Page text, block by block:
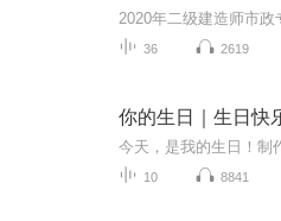
36 2619
你的生日｜生日快
10 8841